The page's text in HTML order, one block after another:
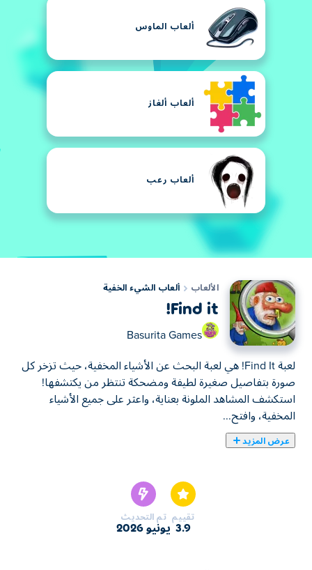
ألعاب الماوس
ألعاب ألغاز
ألعاب رعب
الألعاب ألعاب الشيء الخفية
Find it!
Basurita Games
لعبة Find It! هي لعبة البحث عن الأشياء المخفية، حيث تزخر كل
صورة بتفاصيل صغيرة لطيفة ومضحكة تنتظر من يكتشفها!
استكشف المشاهد الملونة بعناية، واعثر على جميع الأشياء
المخفية، وافتح...
عرض المزيد
استكشف المشاهد الملونة بعناية، واعثر على جميع الأشياء
المخفية، وافتح صورًا جديدة كليًا كلما تقدمت في اللعبة. هل
تواجه صعوبة في العثور على تفصيل ما؟ استخدم التلميحات
تقييم
3.9
تم التحديث
يونيو 2026